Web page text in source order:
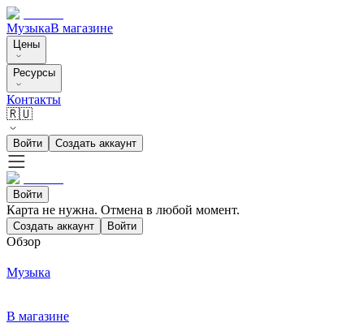
МузыкаВ магазине
Цены
Ресурсы
Контакты
🇷🇺
Войти Создать аккаунт
Войти
Карта не нужна. Отмена в любой момент.
Создать аккаунт Войти
Обзор
Музыка
В магазине